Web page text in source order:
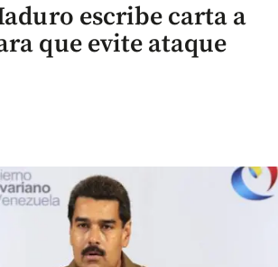
escribe carta a
que evite ataque